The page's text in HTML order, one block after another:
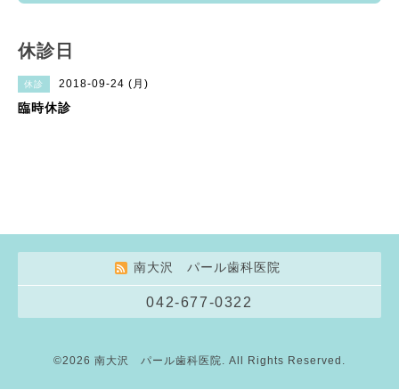
休診日
休診 2018-09-24 (月)
臨時休診
南大沢 パール歯科医院
042-677-0322
©2026 南大沢 パール歯科医院. All Rights Reserved.